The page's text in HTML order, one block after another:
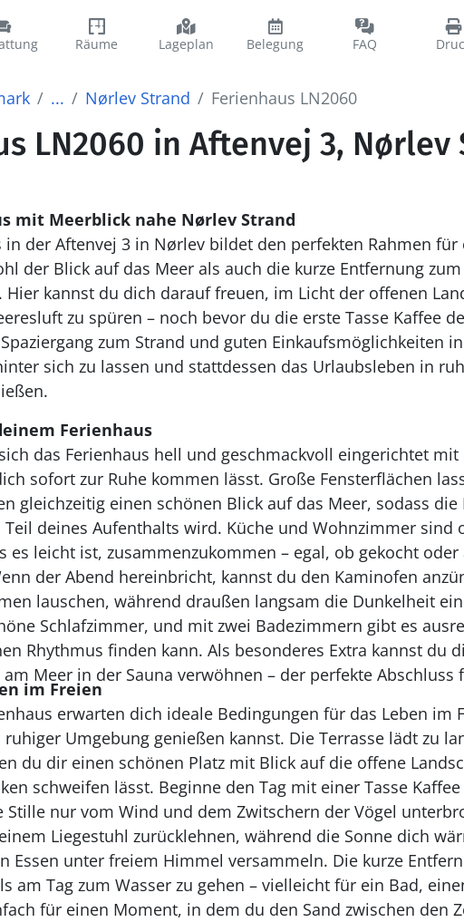
Räume Lageplan Belegung FAQ
... Nørlev Strand Ferienhaus LN2060
LN2060 in Aftenvej 3, Nørlev
mit Meerblick nahe Nørlev Strand
in der Aftenvej 3 in Nørlev bildet den perfekten Rahmen
der Blick auf das Meer als auch die kurze Entfernung
Hier kannst du dich darauf freuen, im Licht der offenen
zu spüren – noch bevor du die erste Tasse Kaffee
zum Strand und guten Einkaufsmöglichkeiten
sich zu lassen und stattdessen das Urlaubsleben in
Ferienhaus
das Ferienhaus hell und geschmackvoll eingerichtet
sofort zur Ruhe kommen lässt. Große Fensterflächen
gleichzeitig einen schönen Blick auf das Meer, sodass die
deines Aufenthalts wird. Küche und Wohnzimmer sind
es leicht ist, zusammenzukommen – egal, ob gekocht oder
der Abend hereinbricht, kannst du den Kaminofen
lauschen, während draußen langsam die Dunkelheit
Schlafzimmer, und mit zwei Badezimmern gibt es
Rhythmus finden kann. Als besonderes Extra kannst du
Meer in der Sauna verwöhnen – der perfekte Abschluss
im Freien
erwarten dich ideale Bedingungen für das Leben im
Umgebung genießen kannst. Die Terrasse lädt zu
du dir einen schönen Platz mit Blick auf die offene
schweifen lässt. Beginne den Tag mit einer Tasse
Stille nur vom Wind und dem Zwitschern der Vögel
Liegestuhl zurücklehnen, während die Sonne dich
Essen unter freiem Himmel versammeln. Die kurze
am Tag zum Wasser zu gehen – vielleicht für ein Bad,
für einen Moment, in dem du den Sand zwischen den